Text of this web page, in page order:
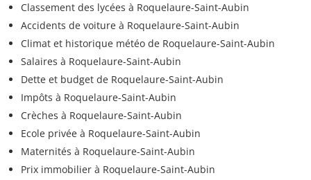
Classement des lycées à Roquelaure-Saint-Aubin
Accidents de voiture à Roquelaure-Saint-Aubin
Climat et historique météo de Roquelaure-Saint-Aubin
Salaires à Roquelaure-Saint-Aubin
Dette et budget de Roquelaure-Saint-Aubin
Impôts à Roquelaure-Saint-Aubin
Crèches à Roquelaure-Saint-Aubin
Ecole privée à Roquelaure-Saint-Aubin
Maternités à Roquelaure-Saint-Aubin
Prix immobilier à Roquelaure-Saint-Aubin